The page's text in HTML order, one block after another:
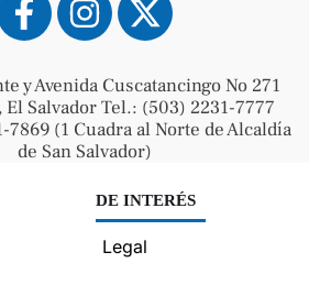
y Avenida Cuscatancingo No 271
El Salvador Tel.: (503) 2231-7777
7869 (1 Cuadra al Norte de Alcaldía
de San Salvador)
DE INTERÉS
Legal